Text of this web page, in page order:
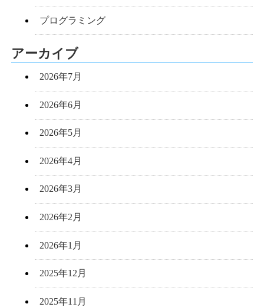
プログラミング
アーカイブ
2026年7月
2026年6月
2026年5月
2026年4月
2026年3月
2026年2月
2026年1月
2025年12月
2025年11月